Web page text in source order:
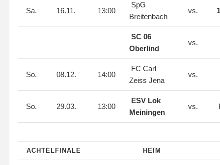
Sa. 16.11. 13:00
SpG
Breitenbach
vs.
SC 06
Oberlind
vs.
So. 08.12. 14:00
FC Carl
Zeiss Jena
vs.
So. 29.03. 13:00
ESV Lok
Meiningen
vs.
ACHTELFINALE HEIM